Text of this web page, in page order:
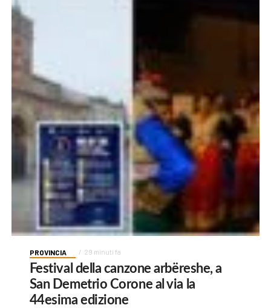
PROVINCIA 29 minuti fa
Festival della canzone arbëreshe, a
San Demetrio Corone al via la
44esima edizione